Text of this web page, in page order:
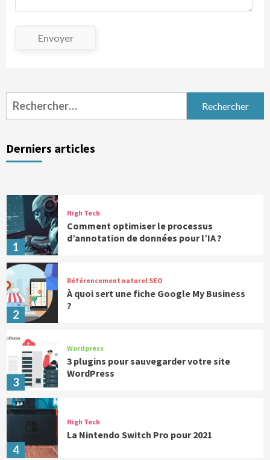
Envoyer
Rechercher :
Derniers articles
1
High Tech
Comment optimiser le processus
d’annotation de données pour l’IA ?
2
Référencement naturel SEO
À quoi sert une fiche Google My Business
?
3
Wordpress
3 plugins pour sauvegarder votre site
WordPress
4
High Tech
La Nintendo Switch Pro pour 2021